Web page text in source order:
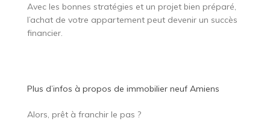
Avec les bonnes stratégies et un projet bien préparé,
l’achat de votre appartement peut devenir un succès
financier.
Plus d’infos à propos de immobilier neuf Amiens
Alors, prêt à franchir le pas ?